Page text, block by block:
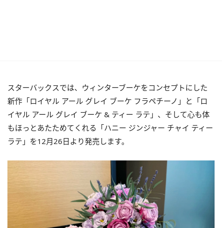
スターバックスでは、ウィンターブーケをコンセプトにした
新作「ロイヤル アール グレイ ブーケ フラペチーノ」と「ロ
イヤル アール グレイ ブーケ & ティー ラテ」、そして心も体
もほっとあたためてくれる「ハニー ジンジャー チャイ ティー
ラテ」を12月26日より発売します。